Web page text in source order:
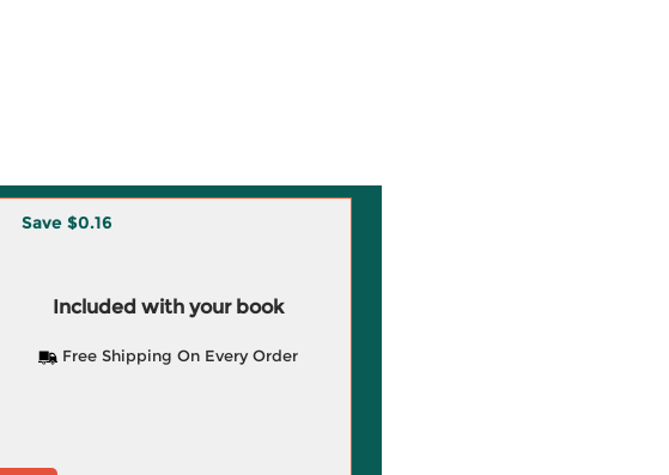
Save $0.16
Included with your book
Free Shipping On Every Order